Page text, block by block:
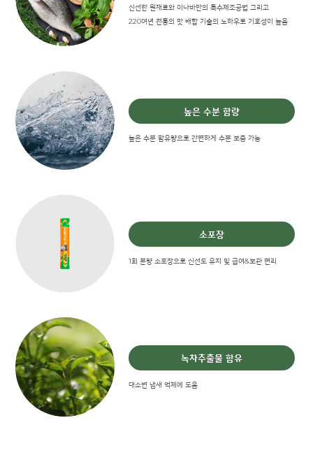
신선한 원재료와 이나바만의 특수제조공법 그리고
220여년 전통의 맛 배합 기술의 노하우로 기호성이 높음
높은 수분 함량
높은 수분 함유량으로 간편하게 수분 보충 가능
소포장
1회 분량 소포장으로 신선도 유지 및 급여&보관 편리
녹차추출물 함유
대소변 냄새 억제에 도움